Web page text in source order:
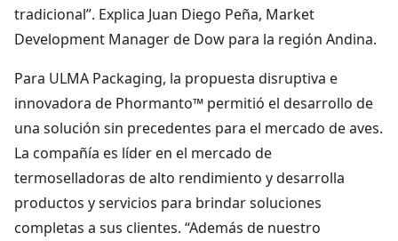
tradicional”. Explica Juan Diego Peña, Market
Development Manager de Dow para la región Andina.
Para ULMA Packaging, la propuesta disruptiva e
innovadora de Phormanto™ permitió el desarrollo de
una solución sin precedentes para el mercado de aves.
La compañía es líder en el mercado de
termoselladoras de alto rendimiento y desarrolla
productos y servicios para brindar soluciones
completas a sus clientes. “Además de nuestro